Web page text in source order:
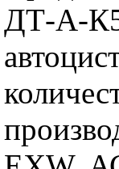
ДТ-А-К5